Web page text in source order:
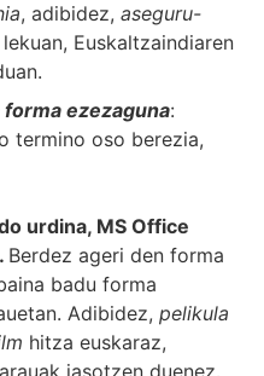
, adibidez, aseguru-
Euskaltzaindiaren
ezezaguna:
termino oso berezia,
urdina, MS Office
Berdez ageri den forma
badu forma
Adibidez, pelikula
hitza euskaraz,